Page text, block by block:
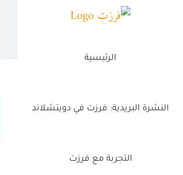
الرئيسية
النشرة البريدية: فرزت في دويتشلاند
التجربة مع فرزت